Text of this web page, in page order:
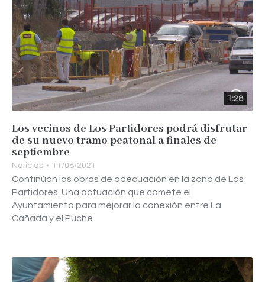
1:28
Los vecinos de Los Partidores podrá disfrutar
de su nuevo tramo peatonal a finales de
septiembre
Noticias 11/08/2021
Continúan las obras de adecuación en la zona de Los
Partidores. Una actuación que comete el
Ayuntamiento para mejorar la conexión entre La
Cañada y el Puche.